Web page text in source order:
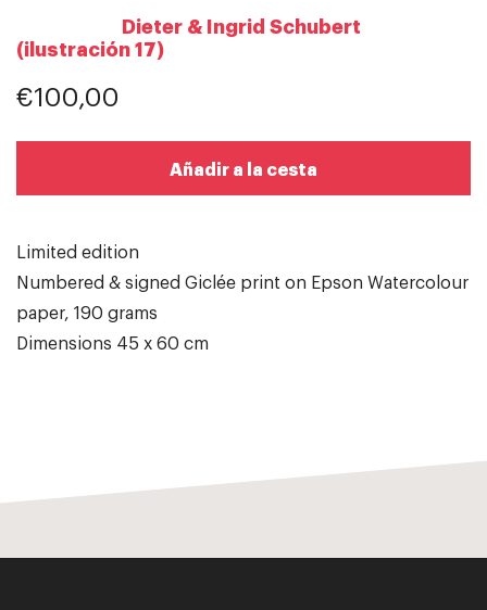
Dieter & Ingrid Schubert
(ilustración 17)
€100,00
Añadir a la cesta
Limited edition
Numbered & signed Giclée print on Epson Watercolour
paper, 190 grams
Dimensions 45 x 60 cm